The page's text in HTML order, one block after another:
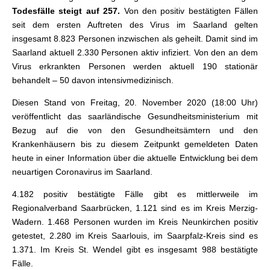
Todesfälle steigt auf 257. Von den positiv bestätigten Fällen
seit dem ersten Auftreten des Virus im Saarland gelten
insgesamt 8.823 Personen inzwischen als geheilt. Damit sind im
Saarland aktuell 2.330 Personen aktiv infiziert. Von den an dem
Virus erkrankten Personen werden aktuell 190 stationär
behandelt – 50 davon intensivmedizinisch.
Diesen Stand von Freitag, 20. November 2020 (18:00 Uhr)
veröffentlicht das saarländische Gesundheitsministerium mit
Bezug auf die von den Gesundheitsämtern und den
Krankenhäusern bis zu diesem Zeitpunkt gemeldeten Daten
heute in einer Information über die aktuelle Entwicklung bei dem
neuartigen Coronavirus im Saarland.
4.182 positiv bestätigte Fälle gibt es mittlerweile im
Regionalverband Saarbrücken, 1.121 sind es im Kreis Merzig-
Wadern. 1.468 Personen wurden im Kreis Neunkirchen positiv
getestet, 2.280 im Kreis Saarlouis, im Saarpfalz-Kreis sind es
1.371. Im Kreis St. Wendel gibt es insgesamt 988 bestätigte
Fälle.